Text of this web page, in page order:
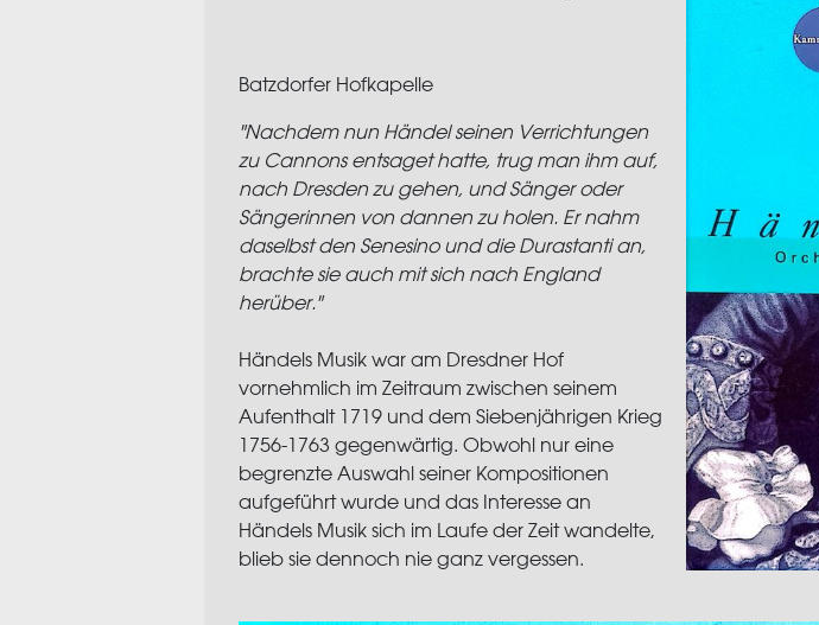
Batzdorfer Hofkapelle
"Nachdem nun Händel seinen Verrichtungen
zu Cannons entsaget hatte, trug man ihm auf,
nach Dresden zu gehen, und Sänger oder
Sängerinnen von dannen zu holen. Er nahm
daselbst den Senesino und die Durastanti an,
brachte sie auch mit sich nach England
herüber."
Händels Musik war am Dresdner Hof
vornehmlich im Zeitraum zwischen seinem
Aufenthalt 1719 und dem Siebenjährigen Krieg
1756-1763 gegenwärtig. Obwohl nur eine
begrenzte Auswahl seiner Kompositionen
aufgeführt wurde und das Interesse an
Händels Musik sich im Laufe der Zeit wandelte,
blieb sie dennoch nie ganz vergessen.